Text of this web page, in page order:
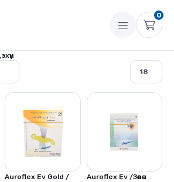
0
Auroflex Ev Gold /
Auroflex Ev /Зөөлөн